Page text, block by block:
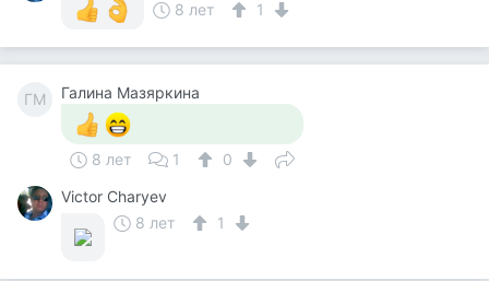
8 лет
1
ГМ Галина Мазяркина
8 лет 1
0
Victor Charyev
8 лет
1